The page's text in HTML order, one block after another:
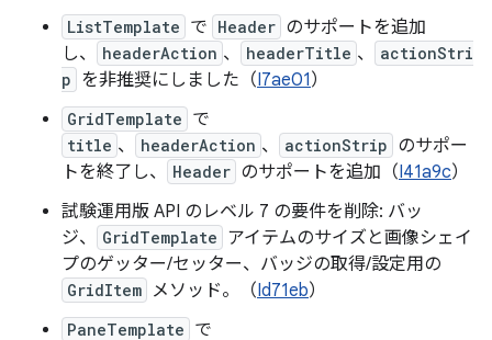
ListTemplate で Header のサポートを追加
し、
headerAction 、 headerTitle 、
actionStri
p を非推奨にしました（I7ae01）
GridTemplate で
title 、 headerAction 、 actionStrip のサポー
トを終了し、
Header のサポートを追加（I41a9c）
試験運用版 API のレベル 7 の要件を削除: バッ
ジ、
GridTemplate アイテムのサイズと画像シェイ
プのゲッター/セッター、バッジの取得/設定用の
GridItem メソッド。（Id71eb）
PaneTemplate で